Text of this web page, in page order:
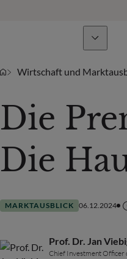
Wirtschaft und
Die
Die
MARKTAUSBLICK 06.12.2024
Prof. Dr. Jan
Chief Investment Officer